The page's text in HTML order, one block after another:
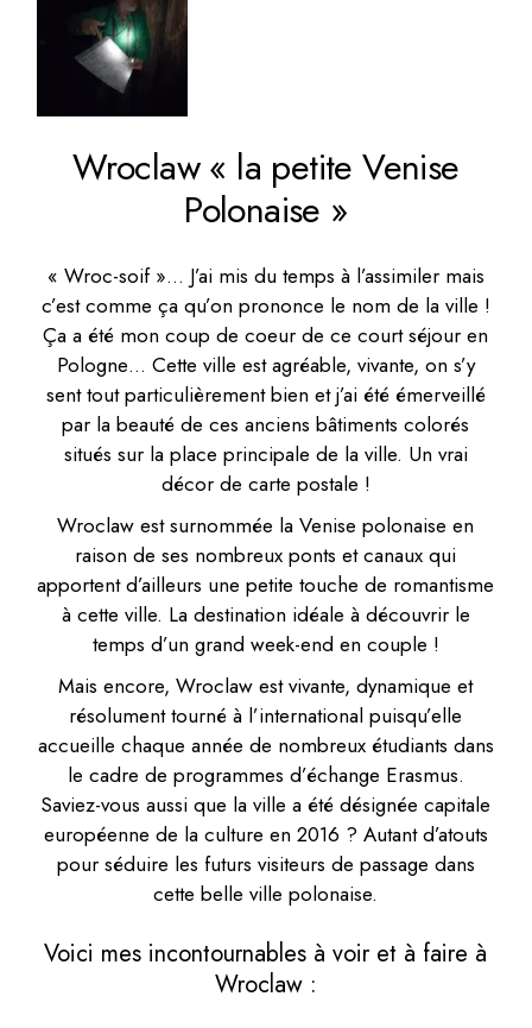
Wroclaw « la petite Venise
Polonaise »
« Wroc-soif »… J’ai mis du temps à l’assimiler mais
c’est comme ça qu’on prononce le nom de la ville !
Ça a été mon coup de coeur de ce court séjour en
Pologne… Cette ville est agréable, vivante, on s’y
sent tout particulièrement bien et j’ai été émerveillé
par la beauté de ces anciens bâtiments colorés
situés sur la place principale de la ville. Un vrai
décor de carte postale !
Wroclaw est surnommée la Venise polonaise en
raison de ses nombreux ponts et canaux qui
apportent d’ailleurs une petite touche de romantisme
à cette ville. La destination idéale à découvrir le
temps d’un grand week-end en couple !
Mais encore, Wroclaw est vivante, dynamique et
résolument tourné à l’international puisqu’elle
accueille chaque année de nombreux étudiants dans
le cadre de programmes d’échange Erasmus.
Saviez-vous aussi que la ville a été désignée capitale
européenne de la culture en 2016 ? Autant d’atouts
pour séduire les futurs visiteurs de passage dans
cette belle ville polonaise.
Voici mes incontournables à voir et à faire à
Wroclaw :